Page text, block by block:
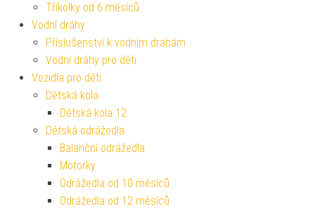
Tříkolky od 6 měsíců
Vodní dráhy
Příslušenství k vodním drahám
Vodní dráhy pro děti
Vozidla pro děti
Dětská kola
Dětská kola 12
Dětská odrážedla
Balanční odrážedla
Motorky
Odrážedla od 10 měsíců
Odrážedla od 12 měsíců